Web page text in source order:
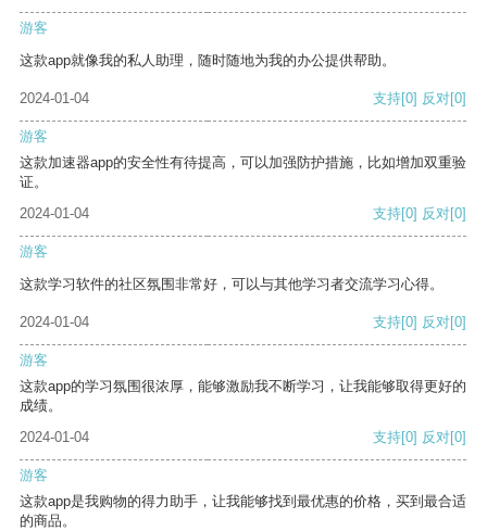
游客
这款app就像我的私人助理，随时随地为我的办公提供帮助。
2024-01-04 支持[0] 反对[0]
游客
这款加速器app的安全性有待提高，可以加强防护措施，比如增加双重验
证。
2024-01-04
支持[0] 反对[0]
游客
这款学习软件的社区氛围非常好，可以与其他学习者交流学习心得。
2024-01-04 支持[0] 反对[0]
游客
这款app的学习氛围很浓厚，能够激励我不断学习，让我能够取得更好的
成绩。
2024-01-04
支持[0] 反对[0]
游客
这款app是我购物的得力助手，让我能够找到最优惠的价格，买到最合适
的商品。